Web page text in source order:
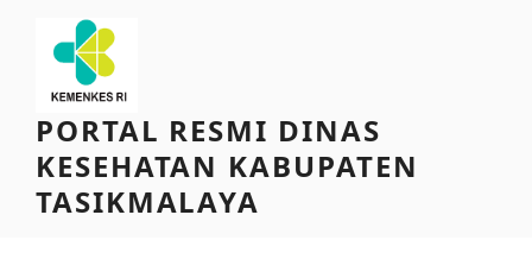
content
PORTAL RESMI DINAS
KESEHATAN KABUPATEN
TASIKMALAYA